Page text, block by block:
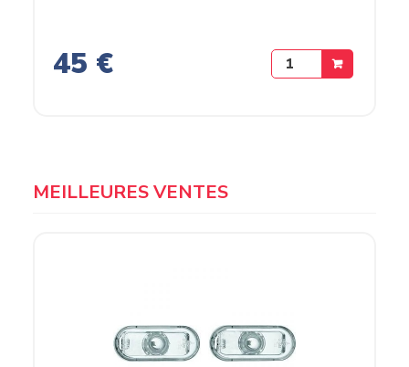
MEILLEURES VENTES
45 €